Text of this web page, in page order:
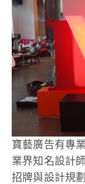
寶藝廣告有專
業界知名設計
招牌與設計規